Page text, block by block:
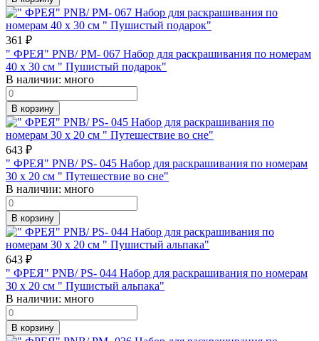
361 ₽
" ФРЕЯ" PNB/ PM- 067 Набор для раскрашивания по номерам
40 х 30 см " Пушистый подарок"
В наличии: много
В корзину
643 ₽
" ФРЕЯ" PNB/ PS- 045 Набор для раскрашивания по номерам
30 х 20 см " Путешествие во сне"
В наличии: много
В корзину
643 ₽
" ФРЕЯ" PNB/ PS- 044 Набор для раскрашивания по номерам
30 х 20 см " Пушистый альпака"
В наличии: много
В корзину